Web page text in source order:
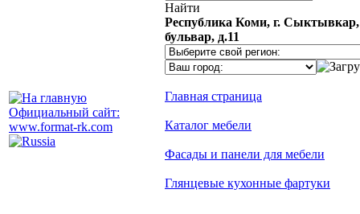
Официальный сайт:
www.format-rk.com
Найти
Республика Коми, г.
бульвар, д.11
Главная страница
Каталог мебели
Фасады и панели для мебели
Глянцевые кухонные фартуки